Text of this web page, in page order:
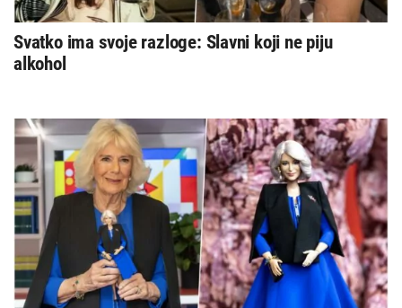
Svatko ima svoje razloge: Slavni koji ne piju
alkohol